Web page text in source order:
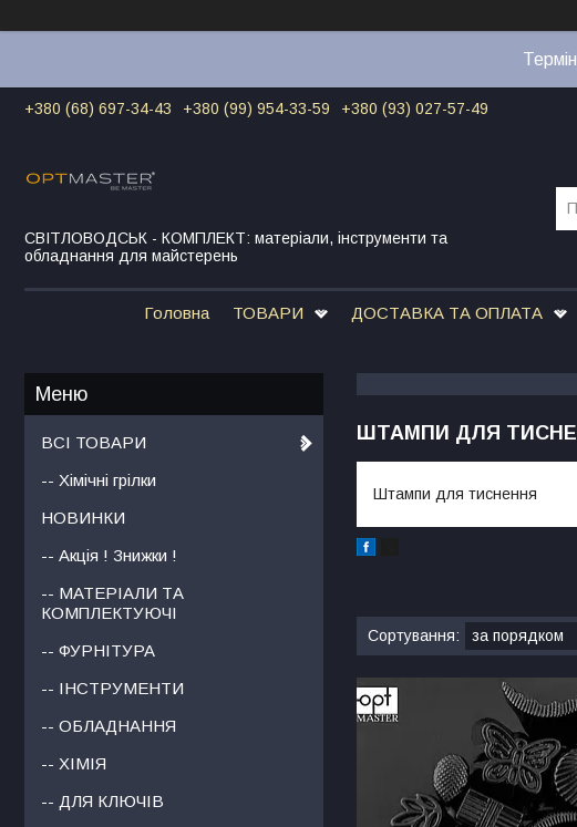
+380 (68) 697-34-43 +380 (99) 954-33-59 +380 (93) 027-57-49
СВІТЛОВОДСЬК - КОМПЛЕКТ: матеріали, інструменти та
обладнання для майстерень
Головна ТОВАРИ ДОСТАВКА ТА ОПЛАТА
ШТАМПИ ДЛЯ
Штампи для тиснення
ВСІ ТОВАРИ
-- Хімічні грілки
НОВИНКИ
-- Акція ! Знижки !
-- МАТЕРІАЛИ ТА
КОМПЛЕКТУЮЧІ
-- ФУРНІТУРА
-- ІНСТРУМЕНТИ
-- ОБЛАДНАННЯ
-- ХІМІЯ
-- ДЛЯ КЛЮЧІВ